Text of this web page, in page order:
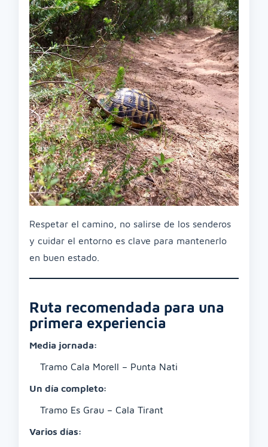
Respetar el camino, no salirse de los senderos
y cuidar el entorno es clave para mantenerlo
en buen estado.
Ruta recomendada para una
primera experiencia
Media jornada:
Tramo Cala Morell – Punta Nati
Un día completo:
Tramo Es Grau – Cala Tirant
Varios días: